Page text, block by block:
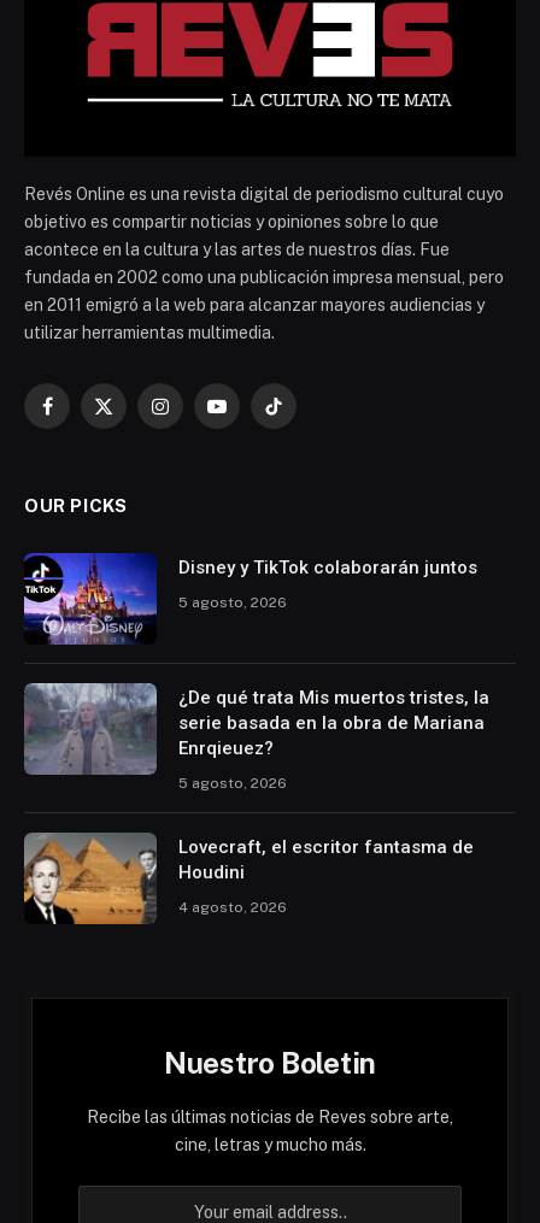
Revés Online es una revista digital de periodismo cultural cuyo
objetivo es compartir noticias y opiniones sobre lo que
acontece en la cultura y las artes de nuestros días. Fue
fundada en 2002 como una publicación impresa mensual, pero
en 2011 emigró a la web para alcanzar mayores audiencias y
utilizar herramientas multimedia.
Facebook
X
InstagramYouTubeTikTok
OUR PICKS
Disney y TikTok colaborarán juntos
5 agosto, 2026
¿De qué trata Mis muertos tristes, la
serie basada en la obra de Mariana
Enrqieuez?
5 agosto, 2026
Lovecraft, el escritor fantasma de
Houdini
4 agosto, 2026
Nuestro Boletin
Recibe las últimas noticias de Reves sobre arte,
cine, letras y mucho más.